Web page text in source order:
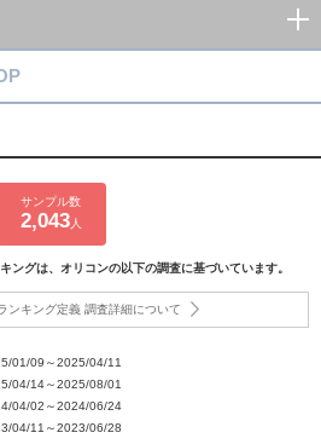
サンプル数
2,043人
ングは、オリコンの以下の調査に基づいています。
ンキング定義 調査詳細について
01/09～2025/04/11
04/14～2025/08/01
04/02～2024/06/24
04/11～2023/06/28